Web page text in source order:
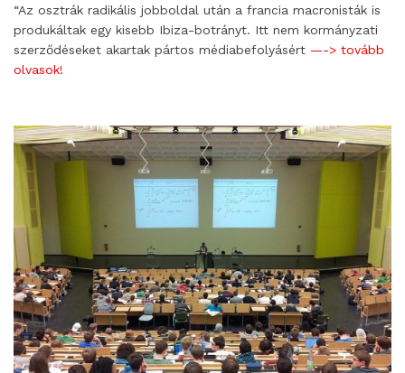
“Az osztrák radikális jobboldal után a francia macronisták is
produkáltak egy kisebb Ibiza-botrányt. Itt nem kormányzati
szerződéseket akartak pártos médiabefolyásért —-> tovább
olvasok!